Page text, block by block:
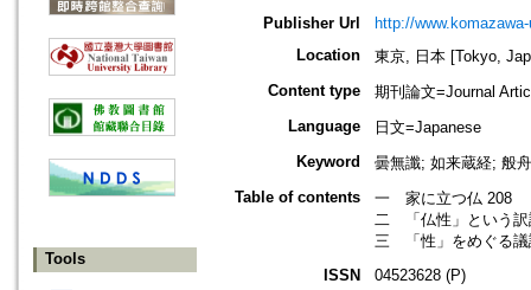
Tools
Publisher Url
http://
Location
東京, 日本 [Tokyo,
Content type
期刊論文=Journal
Language
日文=Japanese
Keyword
曇無讖; 如来蔵経; 般
Table of contents
一 家に立つ仏 208
二 「仏性」という訳
三 「性」をめぐる議
ISSN
04523628 (P)